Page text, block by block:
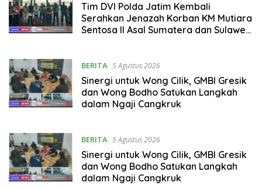
Tim DVI Polda Jatim Kembali
Serahkan Jenazah Korban KM Mutiara
Sentosa II Asal Sumatera dan Sulawesi
BERITA 5 Agustus 2026
Sinergi untuk Wong Cilik, GMBI Gresik
dan Wong Bodho Satukan Langkah
dalam Ngaji Cangkruk
BERITA 5 Agustus 2026
Sinergi untuk Wong Cilik, GMBI Gresik
dan Wong Bodho Satukan Langkah
dalam Ngaji Cangkruk